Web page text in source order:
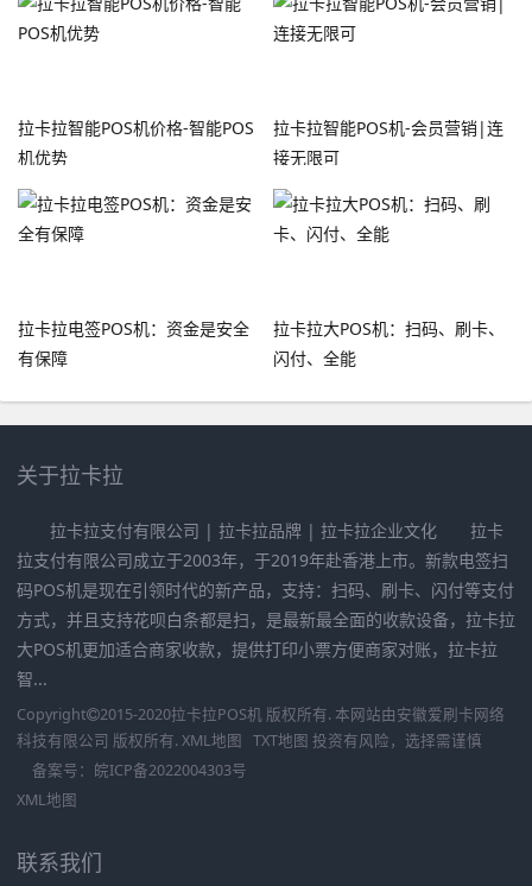
拉卡拉智能POS机价格-智能POS
机优势
拉卡拉智能POS机-会员营销|连
接无限可
拉卡拉电签POS机：资金是安全
有保障
拉卡拉大POS机：扫码、刷卡、
闪付、全能
关于拉卡拉
拉卡拉支付有限公司 | 拉卡拉品牌 | 拉卡拉企业文化 拉卡
拉支付有限公司成立于2003年，于2019年赴香港上市。新款电签扫
码POS机是现在引领时代的新产品，支持：扫码、刷卡、闪付等支付
方式，并且支持花呗白条都是扫，是最新最全面的收款设备，拉卡拉
大POS机更加适合商家收款，提供打印小票方便商家对账，拉卡拉
智...
Copyright 2015-2020拉卡拉POS机 版权所有. 本网站由安徽爱刷卡网络
科技有限公司 版权所有. XML地图 TXT地图 投资有风险，选择需谨慎
备案号： 皖ICP备2022004303号
XML地图
联系我们